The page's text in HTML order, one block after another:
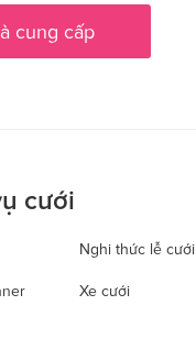
cung cấp
cưới
Nghi thức lễ cưới
Xe cưới